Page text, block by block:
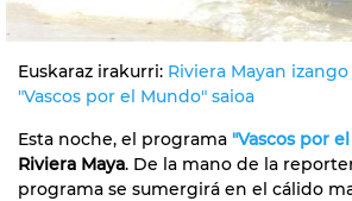
Euskaraz irakurri: Riviera Mayan
"Vascos por el Mundo" saioa
Esta noche, el programa "Vascos por
Riviera Maya. De la mano de la
programa se sumergirá en el cálido